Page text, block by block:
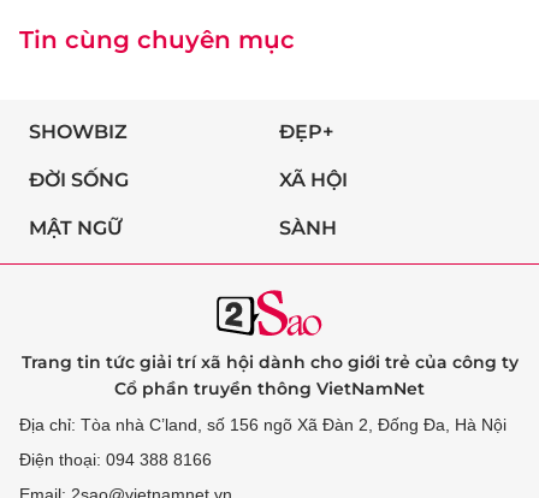
Tin cùng chuyên mục
SHOWBIZ ĐẸP+
ĐỜI SỐNG XÃ HỘI
MẬT NGỮ SÀNH
Trang tin tức giải trí xã hội dành cho giới trẻ của công ty
Cổ phần truyền thông VietNamNet
Địa chỉ: Tòa nhà C’land, số 156 ngõ Xã Đàn 2, Đống Đa, Hà Nội
Điện thoại: 094 388 8166